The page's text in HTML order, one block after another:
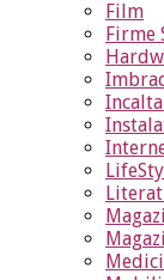
Film
Firme